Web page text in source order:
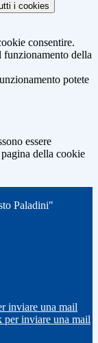
i cookies
consentire.
funzionamento della
potete
essere
della cookie
Paladini"
inviare una mail
per inviare una mail